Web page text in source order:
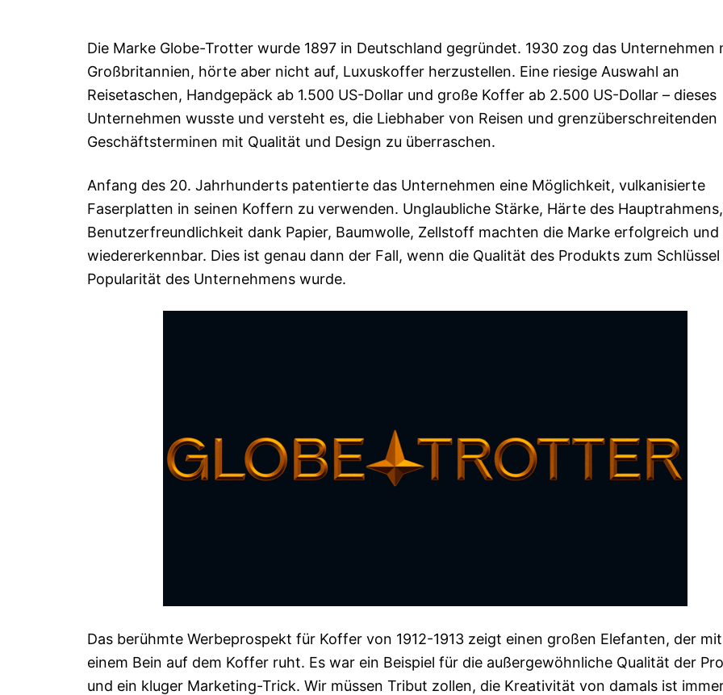
Die Marke Globe-Trotter wurde 1897 in Deutschland gegründet. 1930 zog das Unternehmen
Großbritannien, hörte aber nicht auf, Luxuskoffer herzustellen. Eine riesige Auswahl an
Reisetaschen, Handgepäck ab 1.500 US-Dollar und große Koffer ab 2.500 US-Dollar – dieses
Unternehmen wusste und versteht es, die Liebhaber von Reisen und grenzüberschreitenden
Geschäftsterminen mit Qualität und Design zu überraschen.
Anfang des 20. Jahrhunderts patentierte das Unternehmen eine Möglichkeit, vulkanisierte
Faserplatten in seinen Koffern zu verwenden. Unglaubliche Stärke, Härte des Hauptrahmens,
Benutzerfreundlichkeit dank Papier, Baumwolle, Zellstoff machten die Marke erfolgreich und
wiedererkennbar. Dies ist genau dann der Fall, wenn die Qualität des Produkts zum
Popularität des Unternehmens wurde.
Das berühmte Werbeprospekt für Koffer von 1912-1913 zeigt einen großen Elefanten, der mit
einem Bein auf dem Koffer ruht. Es war ein Beispiel für die außergewöhnliche Qualität der
und ein kluger Marketing-Trick. Wir müssen Tribut zollen, die Kreativität von damals ist